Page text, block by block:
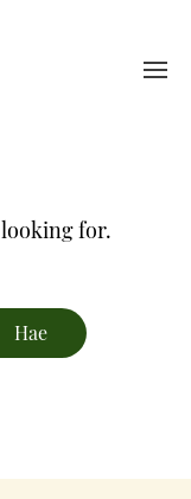
looking for.